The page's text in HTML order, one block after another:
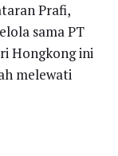
Prafi,
sama PT
Hongkong ini
melewati